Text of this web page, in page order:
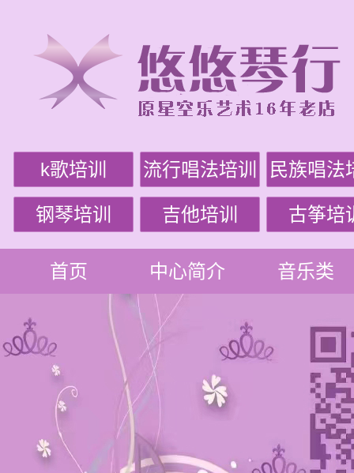
k歌培训 流行唱法培训 民族唱法
钢琴培训 吉他培训 古筝培
首页 中心简介 音乐类